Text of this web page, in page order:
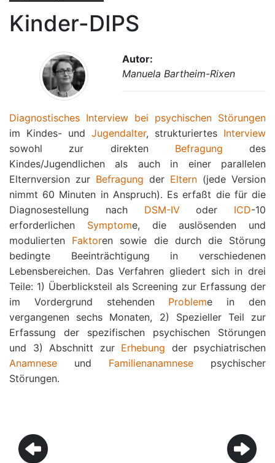
Kinder-DIPS
Autor:
Manuela Bartheim-Rixen
Diagnostisches Interview bei psychischen Störungen
im Kindes- und Jugendalter, strukturiertes Interview
sowohl zur direkten Befragung des
Kindes/Jugendlichen als auch in einer parallelen
Elternversion zur Befragung der Eltern (jede Version
nimmt 60 Minuten in Anspruch). Es erfaßt die für die
Diagnosestellung nach DSM-IVoder ICD-10
erforderlichen Symptome, die auslösenden und
modulierten Faktoren sowie die durch die Störung
bedingte Beeinträchtigung in verschiedenen
Lebensbereichen. Das Verfahren gliedert sich in drei
Teile: 1) Überblicksteil als Screening zur Erfassung der
im Vordergrund stehenden Probleme in den
vergangenen sechs Monaten, 2) Spezieller Teil zur
Erfassung der spezifischen psychischen Störungen
und 3) Abschnitt zur Erhebung der psychiatrischen
Anamnese und Familienanamnese psychischer
Störungen.